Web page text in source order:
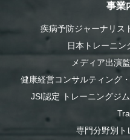
事業
疾病予防ジャーナリス
日本トレーニン
メディア出演
健康経営コンサルティング
JSI認定 トレーニング
専門分野別ト